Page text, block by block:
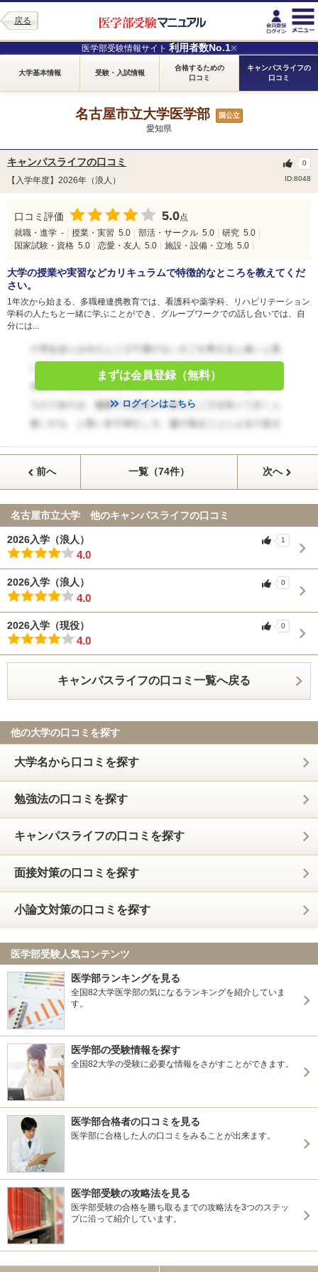
戻る
医学部受験情報サイト 利用者数No.1※
大学基本情報 受験・入試情報
合格するための
口コミ
キャンパスライフの
口コミ
名古屋市立大学医学部 国公立
愛知県
キャンパスライフの口コミ
【入学年度】2026年（浪人） ID:8048
0
口コミ評価 5.0点
就職・進学 - 授業・実習 5.0 部活・サークル 5.0 研究 5.0
国家試験・資格 5.0 恋愛・友人 5.0 施設・設備・立地 5.0
大学の授業や実習などカリキュラムで特徴的なところを教えてくだ
さい。
1年次から始まる、多職種連携教育では、看護科や薬学科、リハビリテーション
学科の人たちと一緒に学ぶことができ、グループワークでの話し合いでは、自
分には...
まずは会員登録（無料）
ログインはこちら
前へ 一覧（74件） 次へ
名古屋市立大学 他のキャンパスライフの口コミ
2026入学（浪人）
4.0
1
2026入学（浪人）
4.0
0
2026入学（現役）
4.0
0
キャンパスライフの口コミ一覧へ戻る
他の大学の口コミを探す
大学名から口コミを探す
勉強法の口コミを探す
キャンパスライフの口コミを探す
面接対策の口コミを探す
小論文対策の口コミを探す
医学部受験人気コンテンツ
医学部ランキングを見る
全国82大学医学部の気になるランキングを紹介していま
す。
医学部の受験情報を探す
全国82大学の受験に必要な情報をさがすことができます。
医学部合格者の口コミを見る
医学部に合格した人の口コミをみることが出来ます。
医学部受験の攻略法を見る
医学部受験の合格を勝ち取るまでの攻略法を3つのステッ
プに沿って紹介しています。